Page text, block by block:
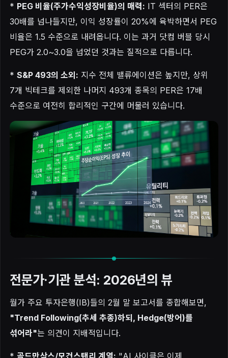
* PEG 비율(주가수익성장비율)의 매력: IT 섹터의 PER은
30배를 넘나들지만, 이익 성장률이 20%에 육박하면서 PEG
비율은 1.5 수준으로 내려옵니다. 이는 과거 닷컴 버블 당시
PEG가 2.0~3.0을 넘었던 것과는 질적으로 다릅니다.
* S&P 493의 소외: 지수 전체 밸류에이션은 높지만, 상위
7개 빅테크를 제외한 나머지 493개 종목의 PER은 17배
수준으로 여전히 합리적인 구간에 머물러 있습니다.
전문가·기관 분석: 2026년의 뷰
월가 주요 투자은행(IB)들의 2월 말 보고서를 종합해보면,
"Trend Following(추세 추종)하되, Hedge(방어)를
섞어라"는 의견이 지배적입니다.
* 골드만삭스/모건스탠리 계열: "AI 사이클은 이제